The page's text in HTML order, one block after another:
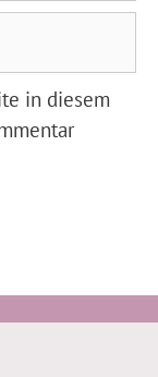
in diesem